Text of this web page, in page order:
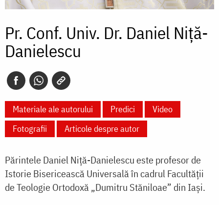
Pr. Conf. Univ. Dr. Daniel Niţă-
Danielescu
Materiale ale autorului Predici
Video
Fotografii
Articole despre autor
Părintele Daniel Niţă-Danielescu este profesor de
Istorie Bisericească Universală în cadrul Facultăţii
de Teologie Ortodoxă „Dumitru Stăniloae” din Iaşi.